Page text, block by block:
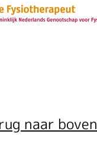
naar boven